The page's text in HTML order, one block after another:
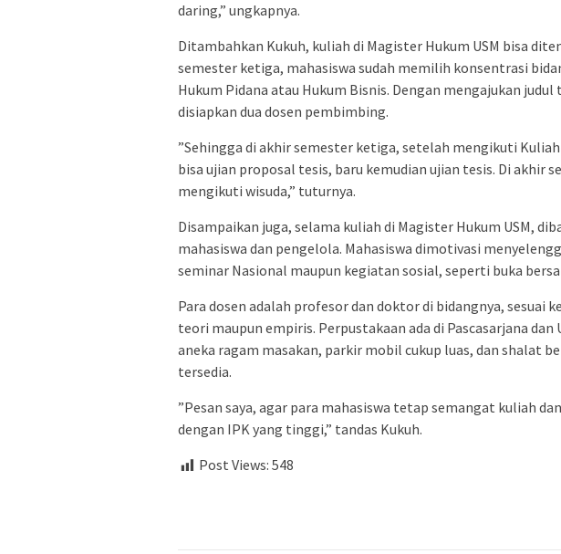
daring,” ungkapnya.
Ditambahkan Kukuh, kuliah di Magister Hukum USM bisa
semester ketiga, mahasiswa sudah memilih konsentrasi
Hukum Pidana atau Hukum Bisnis. Dengan mengajukan judul
disiapkan dua dosen pembimbing.
”Sehingga di akhir semester ketiga, setelah mengikuti
bisa ujian proposal tesis, baru kemudian ujian tesis. Di akhir
mengikuti wisuda,” tuturnya.
Disampaikan juga, selama kuliah di Magister Hukum USM,
mahasiswa dan pengelola. Mahasiswa dimotivasi
seminar Nasional maupun kegiatan sosial, seperti buka
Para dosen adalah profesor dan doktor di bidangnya, sesuai
teori maupun empiris. Perpustakaan ada di Pascasarjana
aneka ragam masakan, parkir mobil cukup luas, dan shalat
tersedia.
”Pesan saya, agar para mahasiswa tetap semangat kuliah
dengan IPK yang tinggi,” tandas Kukuh.
Post Views: 548